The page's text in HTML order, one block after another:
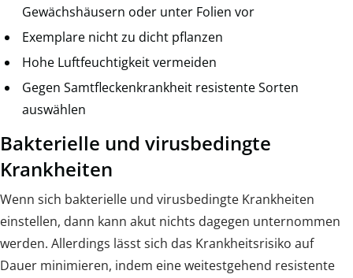
Gewächshäusern oder unter Folien vor
Exemplare nicht zu dicht pflanzen
Hohe Luftfeuchtigkeit vermeiden
Gegen Samtfleckenkrankheit resistente Sorten
auswählen
Bakterielle und virusbedingte
Krankheiten
Wenn sich bakterielle und virusbedingte Krankheiten
einstellen, dann kann akut nichts dagegen unternommen
werden. Allerdings lässt sich das Krankheitsrisiko auf
Dauer minimieren, indem eine weitestgehend resistente